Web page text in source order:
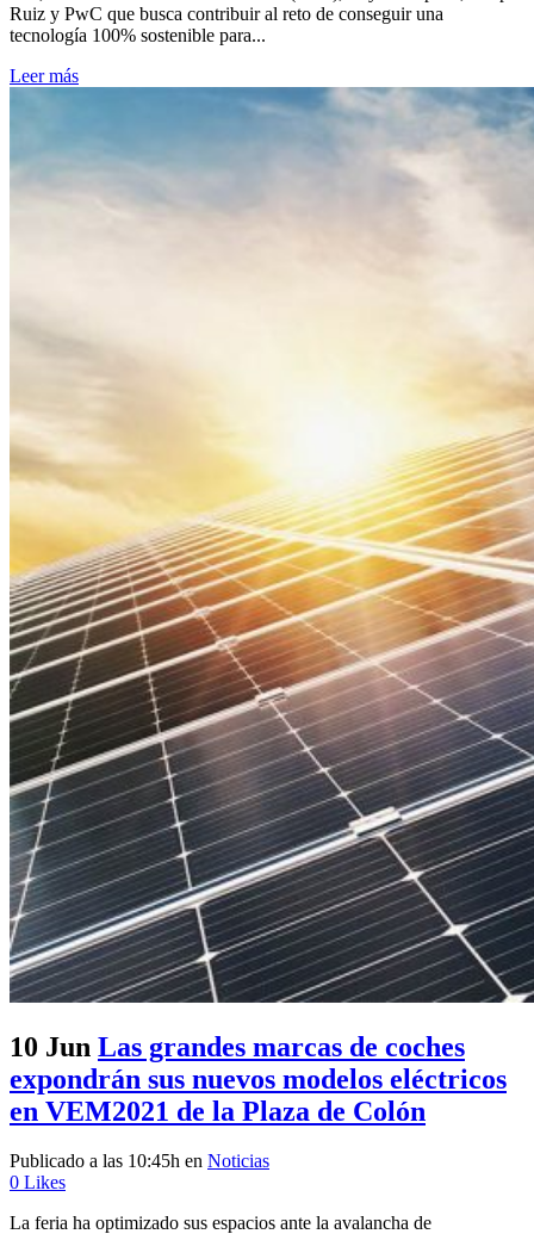
Ruiz y PwC que busca contribuir al reto de conseguir una
tecnología 100% sostenible para...
Leer más
10 Jun Las grandes marcas de coches
expondrán sus nuevos modelos eléctricos
en VEM2021 de la Plaza de Colón
Publicado a las 10:45h en Noticias
0 Likes
La feria ha optimizado sus espacios ante la avalancha de